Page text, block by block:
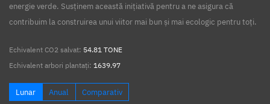
energie verde. Susținem această inițiativă pentru a ne asigura că
contribuim la construirea unui viitor mai bun și mai ecologic pentru toți.
Echivalent CO2 salvat: 54.81 TONE
Echivalent arbori plantați: 1639.97
Lunar Anual Comparativ